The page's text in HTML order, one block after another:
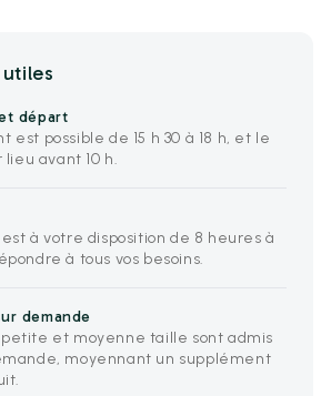
départ
est possible de 15 h 30 à 18 h, et le
avant 10 h.
à votre disposition de 8 heures à
à tous vos besoins.
demande
et moyenne taille sont admis
moyennant un supplément